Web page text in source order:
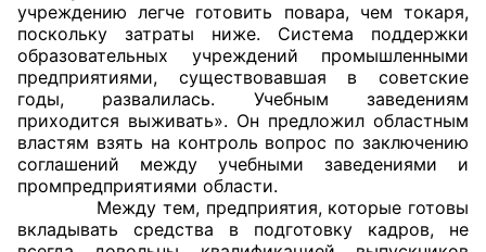
учреждению легче готовить повара, чем токаря,
поскольку затраты ниже. Система поддержки
образовательных учреждений промышленными
предприятиями, существовавшая в советские
годы, развалилась. Учебным заведениям
приходится выживать». Он предложил областным
властям взять на контроль вопрос по заключению
соглашений между учебными заведениями и
промпредприятиями области.
Между тем, предприятия, которые готовы
вкладывать средства в подготовку кадров, не